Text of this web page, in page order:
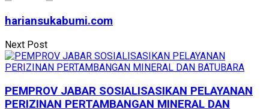
hariansukabumi.com
Next Post
PEMPROV JABAR SOSIALISASIKAN PELAYANAN
PERIZINAN PERTAMBANGAN MINERAL DAN